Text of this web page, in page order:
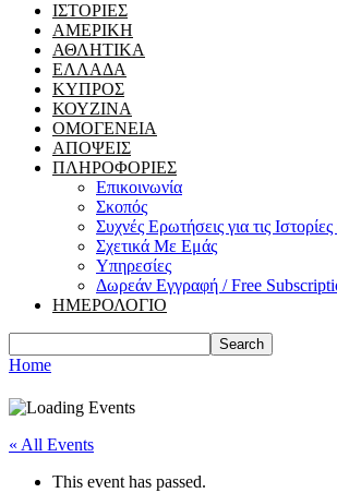
ΙΣΤΟΡΙΕΣ
ΑΜΕΡΙΚΗ
ΑΘΛΗΤΙΚΑ
ΕΛΛΑΔΑ
ΚΥΠΡΟΣ
ΚΟΥΖΙΝΑ
ΟΜΟΓΕΝΕΙΑ
ΑΠΟΨΕΙΣ
ΠΛΗΡΟΦΟΡΙΕΣ
Επικοινωνία
Σκοπός
Συχνές Ερωτήσεις για τις
Σχετικά Με Εμάς
Υπηρεσίες
Δωρεάν Εγγραφή / Free
ΗΜΕΡΟΛΟΓΙΟ
Home
« All Events
This event has passed.